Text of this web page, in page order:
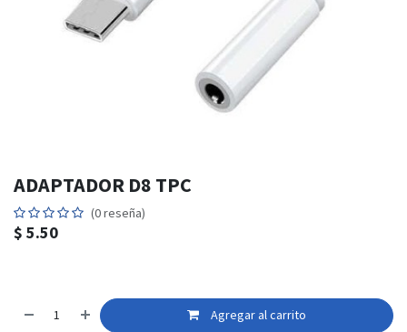
ADAPTADOR D8 TPC
(0 reseña)
$ 5.50
Agregar al carrito